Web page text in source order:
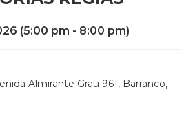
(5:00 pm - 8:00 pm)
Almirante Grau 961, Barranco,